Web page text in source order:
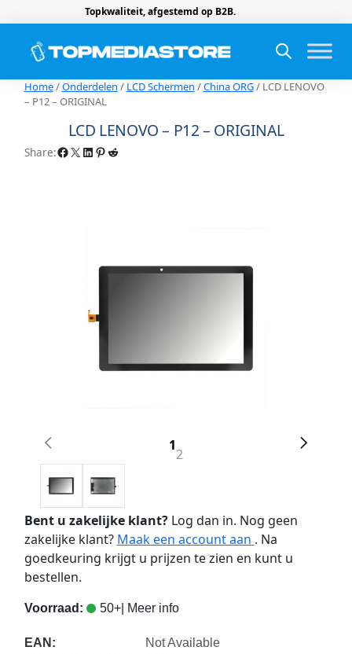
Topkwaliteit, afgestemd op B2B.
Home/Onderdelen / LCD Schermen /China ORG/ LCD LENOVO
– P12 – ORIGINAL
LCD LENOVO – P12 – ORIGINAL
Share:Facebook X LinkedIn Pinterest Reddit
1
2
Bent u zakelijke klant?Log dan in. Nog geen
zakelijke klant? Maak een account aan . Na
goedkeuring krijgt u prijzen te zien en kunt u
bestellen.
Voorraad: 50+| Meer info
EAN:
Not Available